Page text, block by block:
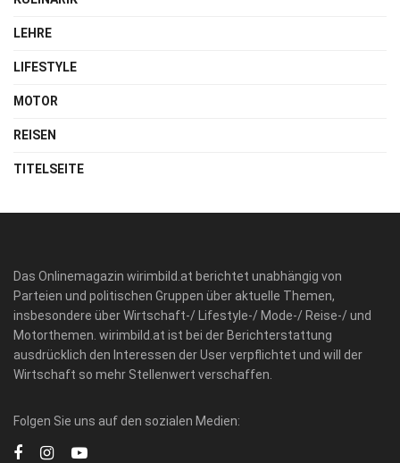
LEHRE
LIFESTYLE
MOTOR
REISEN
TITELSEITE
Das Onlinemagazin wirimbild.at berichtet unabhängig von
Parteien und politischen Gruppen über aktuelle Themen,
insbesondere über Wirtschaft-/ Lifestyle-/ Mode-/ Reise-/ und
Motorthemen. wirimbild.at ist bei der Berichterstattung
ausdrücklich den Interessen der User verpflichtet und will der
Wirtschaft so mehr Stellenwert verschaffen.
Folgen Sie uns auf den sozialen Medien: